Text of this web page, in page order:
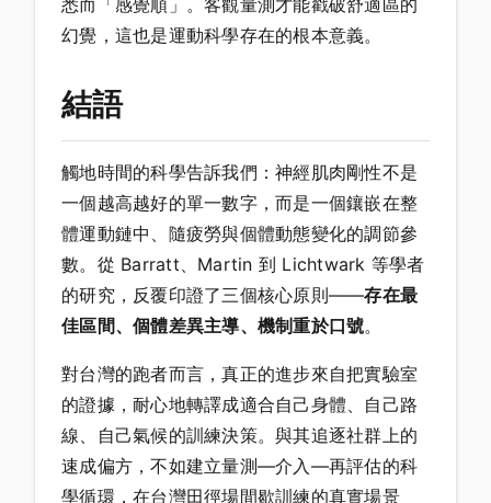
幻覺，這也是運動科學存在的根本意義。
結語
觸地時間的科學告訴我們：神經肌肉剛性不是
一個越高越好的單一數字，而是一個鑲嵌在整
體運動鏈中、隨疲勞與個體動態變化的調節參
數。從 Barratt、Martin 到 Lichtwark 等學者
的研究，反覆印證了三個核心原則——存在最
佳區間、個體差異主導、機制重於口號。
對台灣的跑者而言，真正的進步來自把實驗室
的證據，耐心地轉譯成適合自己身體、自己路
線、自己氣候的訓練決策。與其追逐社群上的
速成偏方，不如建立量測—介入—再評估的科
學循環，在台灣田徑場間歇訓練的真實場景